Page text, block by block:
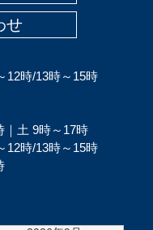
せ
時/13時～15時
土 9時～17時
時/13時～15時